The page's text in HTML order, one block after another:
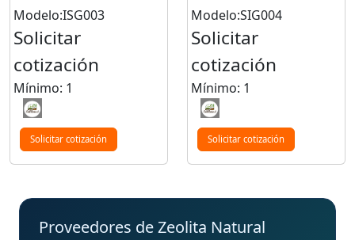
Modelo:ISG003
Solicitar
cotización
Mínimo: 1
Solicitar cotización
Modelo:SIG004
Solicitar
cotización
Mínimo: 1
Solicitar cotización
Proveedores de Zeolita Natural